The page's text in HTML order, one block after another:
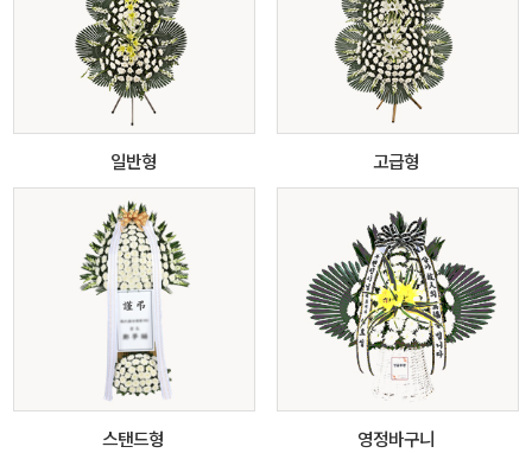
일반형 고급형
스탠드형 영정바구니